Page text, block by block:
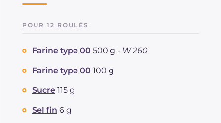
POUR 12 ROULÉS
Farine type 00 500 g - W 260
Farine type 00 100 g
Sucre 115 g
Sel fin 6 g